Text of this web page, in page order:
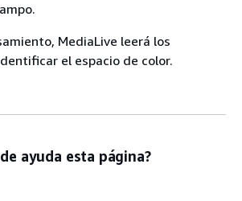
MediaLive leerá los
el espacio de color.
ayuda esta página?